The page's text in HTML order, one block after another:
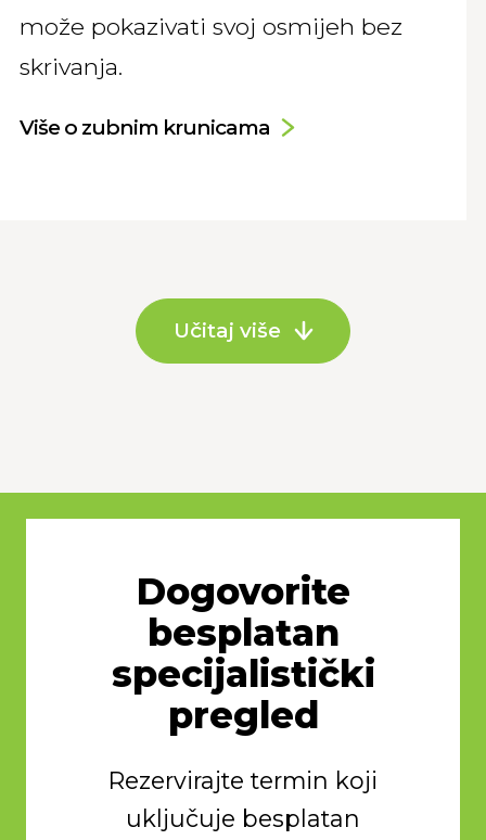
može pokazivati svoj osmijeh bez
skrivanja.
Više o zubnim krunicama
Učitaj više
Dogovorite
besplatan
specijalistički
pregled
Rezervirajte termin koji
uključuje besplatan